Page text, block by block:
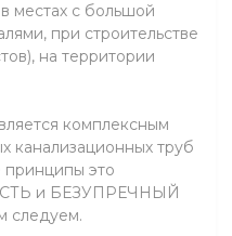
местах с большой
при строительстве
на территории
комплексным
канализационных труб
это
и БЕЗУПРЕЧНЫЙ
следуем.